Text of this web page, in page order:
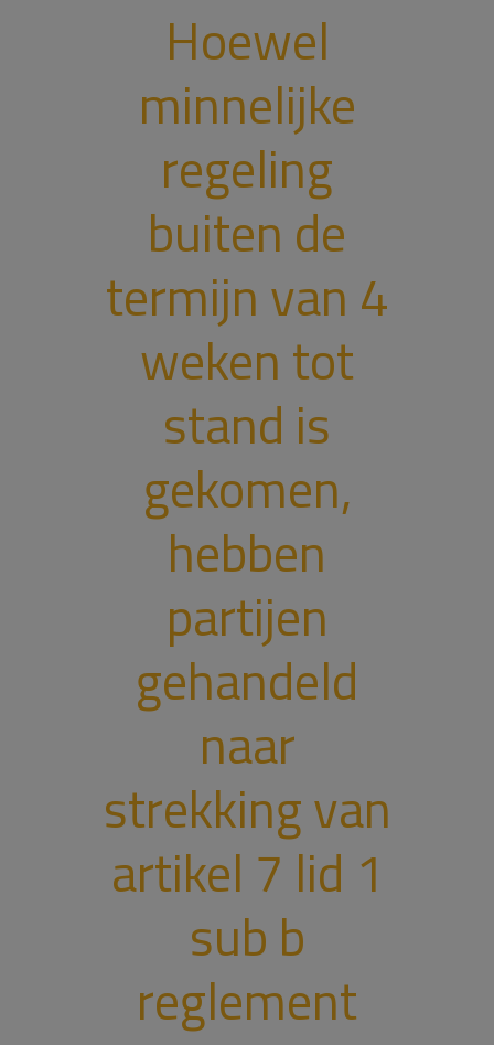
Hoewel
minnelijke
regeling
buiten de
termijn van 4
weken tot
stand is
gekomen,
hebben
partijen
gehandeld
naar
strekking van
artikel 7 lid 1
sub b
reglement